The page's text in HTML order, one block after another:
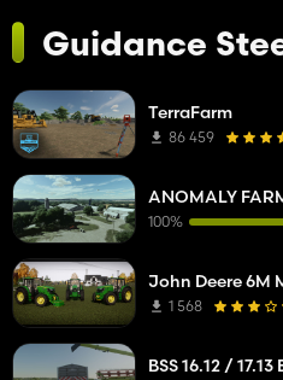
Guidance
TerraFarm
86 459
ANOMALY
100%
John Deere 6M
1 568
BSS 16.12 / 17.13